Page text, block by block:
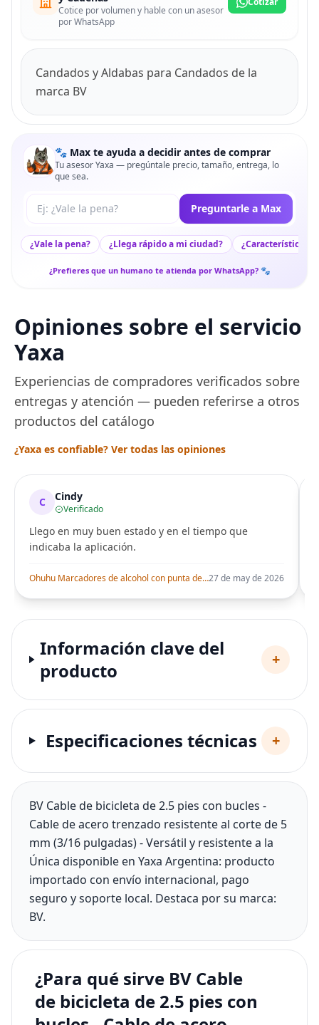
Cotice por volumen y hable con un asesor
por WhatsApp
Candados y Aldabas para Candados de la
marca BV
🐾 Max te ayuda a decidir antes de comprar
Tu asesor Yaxa — pregúntale precio, tamaño, entrega, lo
que sea.
Tu pregunta a Max Preguntarle a Max
¿Vale la pena? ¿Llega rápido a mi ciudad? ¿Características
¿Prefieres que un humano te atienda por WhatsApp? 🐾
Opiniones sobre el servicio
Yaxa
Experiencias de compradores verificados sobre
entregas y atención — pueden referirse a otros
productos del catálogo
¿Yaxa es confiable? Ver todas las opiniones
C Cindy
Verificado
Llego en muy buen estado y en el tiempo que
indicaba la aplicación.
Ohuhu Marcadores de alcohol con punta de pincel – Juego de marcadores artísticos de doble punta con certificación AP para artistas adultos27 de may de 2026
Información clave del
producto
+
Especificaciones técnicas +
BV Cable de bicicleta de 2.5 pies con bucles -
Cable de acero trenzado resistente al corte de 5
mm (3/16 pulgadas) - Versátil y resistente a la
Única disponible en Yaxa Argentina: producto
importado con envío internacional, pago
seguro y soporte local. Destaca por su marca:
BV.
¿Para qué sirve BV Cable
de bicicleta de 2.5 pies con